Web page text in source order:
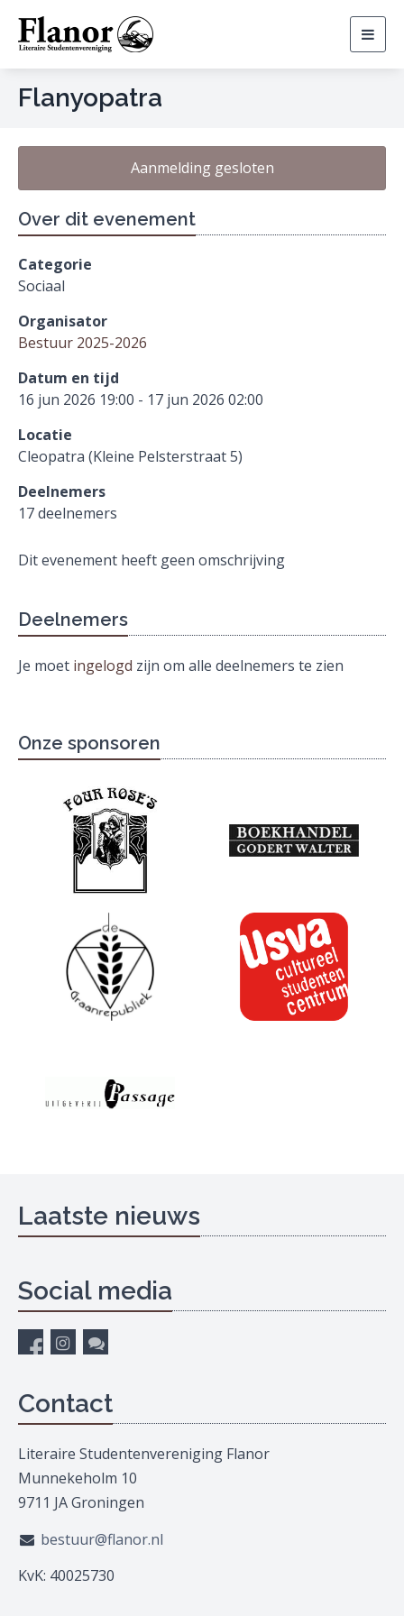
Flanyopatra
Aanmelding gesloten
Over dit evenement
Categorie
Sociaal
Organisator
Bestuur 2025-2026
Datum en tijd
16 jun 2026 19:00 - 17 jun 2026 02:00
Locatie
Cleopatra (Kleine Pelsterstraat 5)
Deelnemers
17 deelnemers
Dit evenement heeft geen omschrijving
Deelnemers
Je moet ingelogd zijn om alle deelnemers te zien
Onze sponsoren
Laatste nieuws
Social media
Contact
Literaire Studentenvereniging Flanor
Munnekeholm 10
9711 JA Groningen
bestuur@flanor.nl
KvK: 40025730